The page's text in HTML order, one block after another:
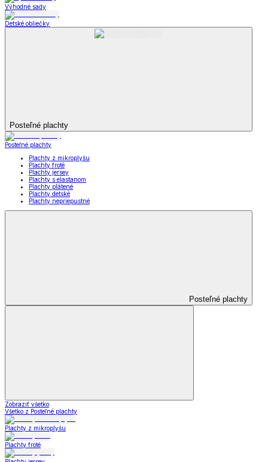
Výhodné sady
Detské obliečky
Posteľné plachty
Posteľné plachty
Plachty z mikroplyšu
Plachty froté
Plachty jersey
Plachty s elastanom
Plachty plátené
Plachty detské
Plachty nepriepustné
Posteľné plachty
Zobraziť všetko
Všetko z Posteľné plachty
Plachty z mikroplyšu
Plachty froté